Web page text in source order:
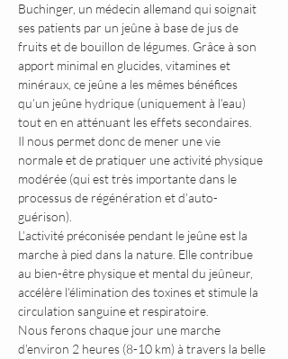
Buchinger, un médecin allemand qui soignait
ses patients par un jeûne à base de jus de
fruits et de bouillon de légumes. Grâce à son
apport minimal en glucides, vitamines et
minéraux, ce jeûne a les mêmes bénéfices
qu’un jeûne hydrique (uniquement à l’eau)
tout en en atténuant les effets secondaires.
Il nous permet donc de mener une vie
normale et de pratiquer une activité physique
modérée (qui est très importante dans le
processus de régénération et d’auto-
guérison).
L’activité préconisée pendant le jeûne est la
marche à pied dans la nature. Elle contribue
au bien-être physique et mental du jeûneur,
accélère l’élimination des toxines et stimule la
circulation sanguine et respiratoire.
Nous ferons chaque jour une marche
d’environ 2 heures (8-10 km) à travers la belle